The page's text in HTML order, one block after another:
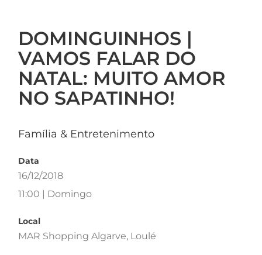
DOMINGUINHOS |
VAMOS FALAR DO
NATAL: MUITO AMOR
NO SAPATINHO!
Família & Entretenimento
Data
16/12/2018
11:00 | Domingo
Local
MAR Shopping Algarve, Loulé